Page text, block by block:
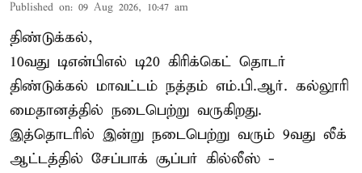
Published on: 09 Aug 2026, 10:47 am
திண்டுக்கல்,
10வது டிஎன்பிஎல் டி20 கிரிக்கெட் தொடர்
திண்டுக்கல் மாவட்டம் நத்தம் எம்.பி.ஆர். கல்லூரி
மைதானத்தில் நடைபெற்று வருகிறது.
இத்தொடரில் இன்று நடைபெற்று வரும் 9வது லீக்
ஆட்டத்தில் சேப்பாக் சூப்பர் கில்லீஸ் -